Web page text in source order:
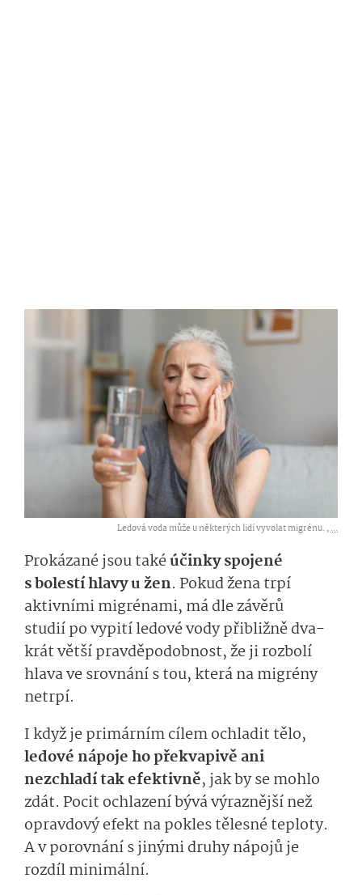
Ledová voda může u některých lidí vyvolat migrénu. ,...
Prokázané jsou takéúčinky spojené
s bolestí hlavyu žen. Pokud žena trpí
aktivními migrénami, mádle závěrů
studiípo vypití ledové vodypřibližnědva­
krát většípravděpo­dobnost, že ji rozbolí
hlava ve srovnání stou, která na migrény
netrpí.
I když je primárním cílemochladit tělo,
ledové nápoje hopřekvapivěani
nezchladí tak efektivně, jak by se mohlo
zdát. Pocit ochlazení bývá výraznější než
opravdový efekt na pokles tělesné teploty.
A v porovnání s jinými druhy nápojů je
rozdíl minimální.